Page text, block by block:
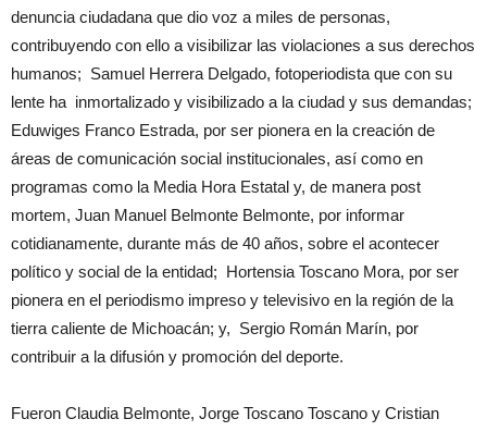
denuncia ciudadana que dio voz a miles de personas,
contribuyendo con ello a visibilizar las violaciones a sus derechos
humanos; Samuel Herrera Delgado, fotoperiodista que con su
lente ha inmortalizado y visibilizado a la ciudad y sus demandas;
Eduwiges Franco Estrada, por ser pionera en la creación de
áreas de comunicación social institucionales, así como en
programas como la Media Hora Estatal y, de manera post
mortem, Juan Manuel Belmonte Belmonte, por informar
cotidianamente, durante más de 40 años, sobre el acontecer
político y social de la entidad; Hortensia Toscano Mora, por ser
pionera en el periodismo impreso y televisivo en la región de la
tierra caliente de Michoacán; y, Sergio Román Marín, por
contribuir a la difusión y promoción del deporte.
Fueron Claudia Belmonte, Jorge Toscano Toscano y Cristian